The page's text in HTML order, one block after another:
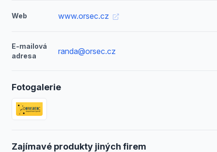
Web www.orsec.cz
E-mailová
adresa
randa@orsec.cz
Fotogalerie
Zajímavé produkty jiných firem